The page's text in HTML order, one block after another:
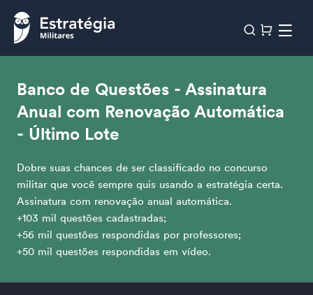
Banco de Questões - Assinatura
Anual com Renovação Automática
- Último Lote
Dobre suas chances de ser classificado no concurso
militar que você sempre quis usando a estratégia certa.
Assinatura com renovação anual automática.
+103 mil questões cadastradas;
+56 mil questões respondidas por professores;
+50 mil questões respondidas em vídeo.